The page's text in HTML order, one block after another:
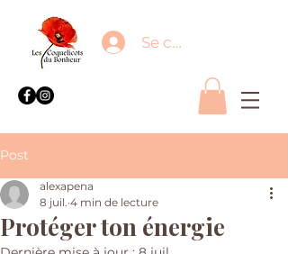
Se connecter
Post
Protéger ton énergie
alexapena
8 juil. 4 min de lecture